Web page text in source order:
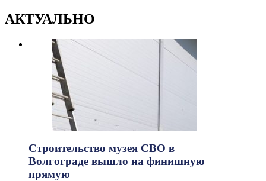
АКТУАЛЬНО
Строительство музея СВО в
Волгограде вышло на финишную
прямую